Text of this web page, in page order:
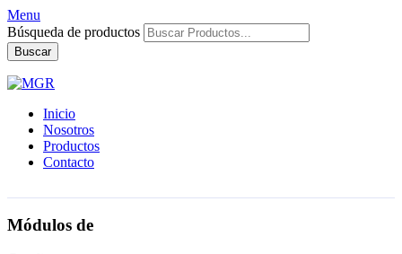
Menu
Búsqueda de productos
Buscar
Inicio
Nosotros
Productos
Contacto
Módulos de